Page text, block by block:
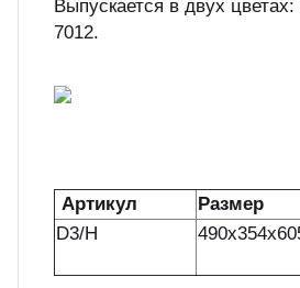
Выпускается в двух
7012.
Артикул
Размер
D3/H